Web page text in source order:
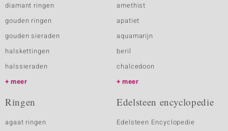
diamant ringen
gouden ringen
gouden sieraden
halskettingen
halssieraden
meer
amethist
apatiet
aquamarijn
beril
chalcedoon
meer
Ringen
agaat ringen
Edelsteen encyclopedie
Edelsteen Encyclopedie